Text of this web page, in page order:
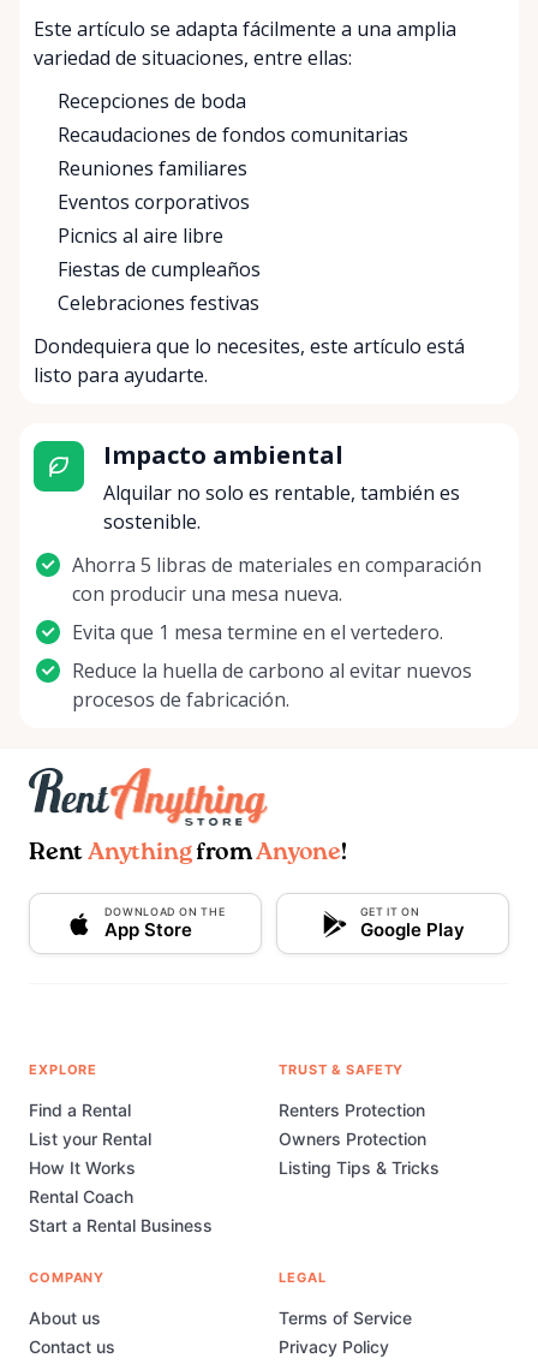
Este artículo se adapta fácilmente a una amplia
variedad de situaciones, entre ellas:
Recepciones de boda
Recaudaciones de fondos comunitarias
Reuniones familiares
Eventos corporativos
Picnics al aire libre
Fiestas de cumpleaños
Celebraciones festivas
Dondequiera que lo necesites, este artículo está
listo para ayudarte.
Impacto ambiental
Alquilar no solo es rentable, también es
sostenible.
Ahorra 5 libras de materiales en comparación
con producir una mesa nueva.
Evita que 1 mesa termine en el vertedero.
Reduce la huella de carbono al evitar nuevos
procesos de fabricación.
Rent AnythingfromAnyone!
DOWNLOAD ON THE
App Store
GET IT ON
Google Play
EXPLORE
Find a Rental
List your Rental
How It Works
Rental Coach
Start a Rental Business
TRUST & SAFETY
Renters Protection
Owners Protection
Listing Tips & Tricks
COMPANY
About us
Contact us
LEGAL
Terms of Service
Privacy Policy